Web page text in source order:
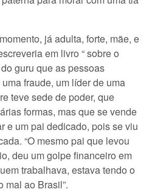
já adulta, forte, mãe, e
em livro “ sobre o
guru que as pessoas
fraude, um líder de uma
teve sede de poder, que
formas, mas que se vende
e um pai dedicado, pois se viu
“O mesmo pai que levou
deu um golpe financeiro em
trabalhava, estava tendo o
mal ao Brasil”.